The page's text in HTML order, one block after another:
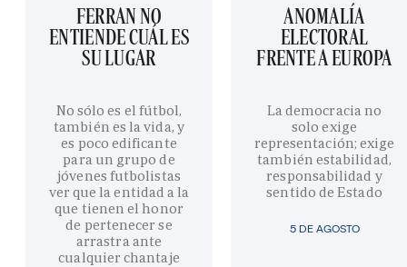
FERRAN NO
ENTIENDE CUÁL ES
SU LUGAR
No sólo es el fútbol,
también es la vida, y
es poco edificante
para un grupo de
jóvenes futbolistas
ver que la entidad a la
que tienen el honor
de pertenecer se
arrastra ante
cualquier chantaje
5 DE AGOSTO
ANOMALÍA
ELECTORAL
FRENTE A EUROPA
La democracia no
solo exige
representación; exige
también estabilidad,
responsabilidad y
sentido de Estado